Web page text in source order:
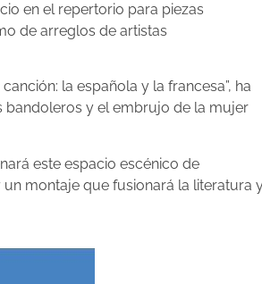
en el repertorio para piezas
de arreglos de artistas
la española y la francesa”, ha
bandoleros y el embrujo de la mujer
este espacio escénico de
montaje que fusionará la literatura